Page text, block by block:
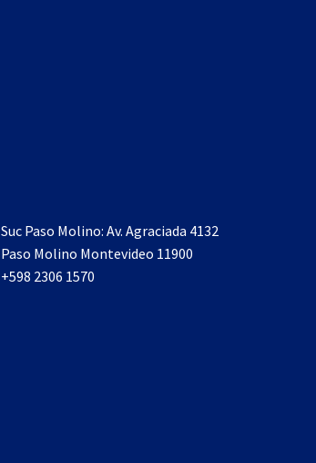
Suc Paso Molino: Av. Agraciada 4132
Paso Molino Montevideo 11900
+598 2306 1570